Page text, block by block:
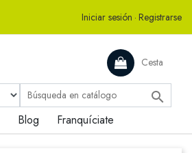
Iniciar sesión · Registrarse
Cesta

Blog Franquíciate